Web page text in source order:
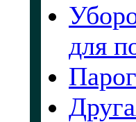
для